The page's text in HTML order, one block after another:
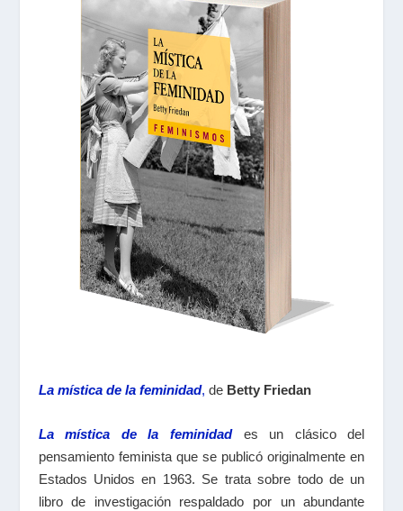
La mística de la feminidad, de Betty Friedan
La mística de la feminidades un clásico del
pensamiento feminista que se publicó originalmente en
Estados Unidos en 1963. Se trata sobre todo de un
libro de investigación respaldado por un abundante